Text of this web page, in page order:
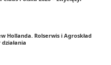
Hollanda. Rolserwis i Agroskład